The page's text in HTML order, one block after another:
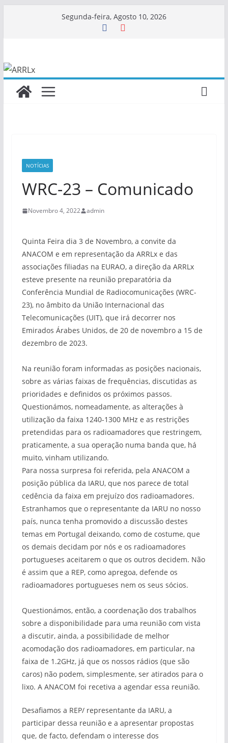
Segunda-feira, Agosto 10, 2026
NOTÍCIAS
WRC-23 – Comunicado
Novembro 4, 2022 admin
Quinta Feira dia 3 de Novembro, a convite da
ANACOM e em representação da ARRLx e das
associações filiadas na EURAO, a direção da ARRLx
esteve presente na reunião preparatória da
Conferência Mundial de Radiocomunicações (WRC-
23), no âmbito da União Internacional das
Telecomunicações (UIT), que irá decorrer nos
Emirados Árabes Unidos, de 20 de novembro a 15 de
dezembro de 2023.
Na reunião foram informadas as posições nacionais,
sobre as várias faixas de frequências, discutidas as
prioridades e definidos os próximos passos.
Questionámos, nomeadamente, as alterações à
utilização da faixa 1240-1300 MHz e as restrições
pretendidas para os radioamadores que restringem,
praticamente, a sua operação numa banda que, há
muito, vinham utilizando.
Para nossa surpresa foi referida, pela ANACOM a
posição pública da IARU, que nos parece de total
cedência da faixa em prejuízo dos radioamadores.
Estranhamos que o representante da IARU no nosso
país, nunca tenha promovido a discussão destes
temas em Portugal deixando, como de costume, que
os demais decidam por nós e os radioamadores
portugueses aceitarem o que os outros decidem. Não
é assim que a REP, como apregoa, defende os
radioamadores portugueses nem os seus sócios.
Questionámos, então, a coordenação dos trabalhos
sobre a disponibilidade para uma reunião com vista
a discutir, ainda, a possibilidade de melhor
acomodação dos radioamadores, em particular, na
faixa de 1.2GHz, já que os nossos rádios (que são
caros) não podem, simplesmente, ser atirados para o
lixo. A ANACOM foi recetiva a agendar essa reunião.
Desafiamos a REP/ representante da IARU, a
participar dessa reunião e a apresentar propostas
que, de facto, defendam o interesse dos